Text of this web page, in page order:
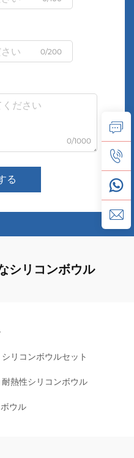
0/200
0/1000
る
シリコンボウル
シリコンボウルセット
耐熱性シリコンボウル
ウル